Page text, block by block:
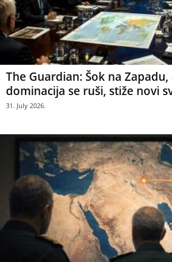
The Guardian: Šok na
dominacija se ruši, stiže novi
31. July 2026.